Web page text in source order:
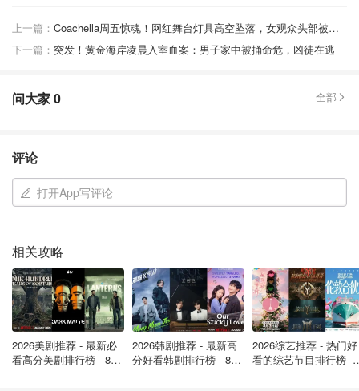
目前，全球正由美国国家标准与技术研究院（NIST）牵
然而，悉尼科技大学的迈克尔·布雷姆纳教授担心，澳大利
亚企业的行动速度可能跟不上威胁。替换遍布各处的老旧
“遗留系统”，是一项艰巨工程。
上一篇：
Coachella周五惊魂！网红舞台灯具高空坠落，女观众头部被砸开，现场全是血
下一篇： 突发！黄金海岸凌晨入室血案：男子家中被捅命危，凶徒在逃
问大家0 全部
评论
打开App写评论
相关攻略
2026美剧推荐 - 最新必
看高分美剧排行榜 - 8月
2026韩剧推荐 - 最新高
分好看韩剧排行榜 - 8月
2026综艺推荐 - 热门好
看的综艺节目排行榜 -